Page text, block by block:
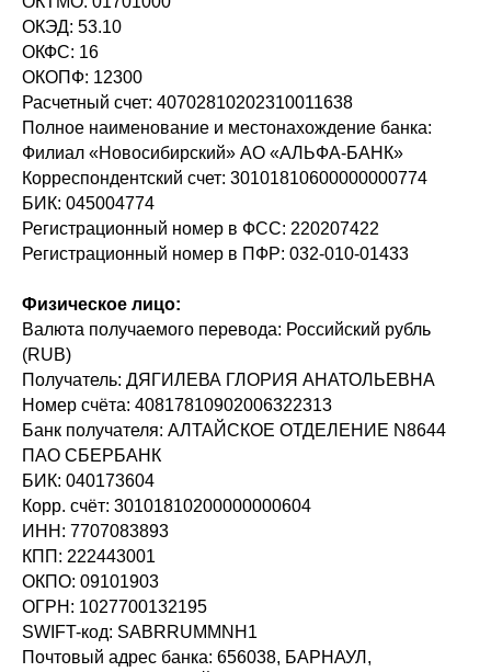
ОКЭД: 53.10
ОКФС: 16
ОКОПФ: 12300
Расчетный счет: 40702810202310011638
Полное наименование и местонахождение банка:
Филиал «Новосибирский» АО «АЛЬФА-БАНК»
Корреспондентский счет: 30101810600000000774
БИК: 045004774
Регистрационный номер в ФСС: 220207422
Регистрационный номер в ПФР: 032-010-01433
Физическое лицо:
Валюта получаемого перевода: Российский рубль
(RUB)
Получатель: ДЯГИЛЕВА ГЛОРИЯ АНАТОЛЬЕВНА
Номер счёта: 40817810902006322313
Банк получателя: АЛТАЙСКОЕ ОТДЕЛЕНИЕ N8644
ПАО СБЕРБАНК
БИК: 040173604
Корр. счёт: 30101810200000000604
ИНН: 7707083893
КПП: 222443001
ОКПО: 09101903
ОГРН: 1027700132195
SWIFT-код: SABRRUMMNH1
Почтовый адрес банка: 656038, БАРНАУЛ,